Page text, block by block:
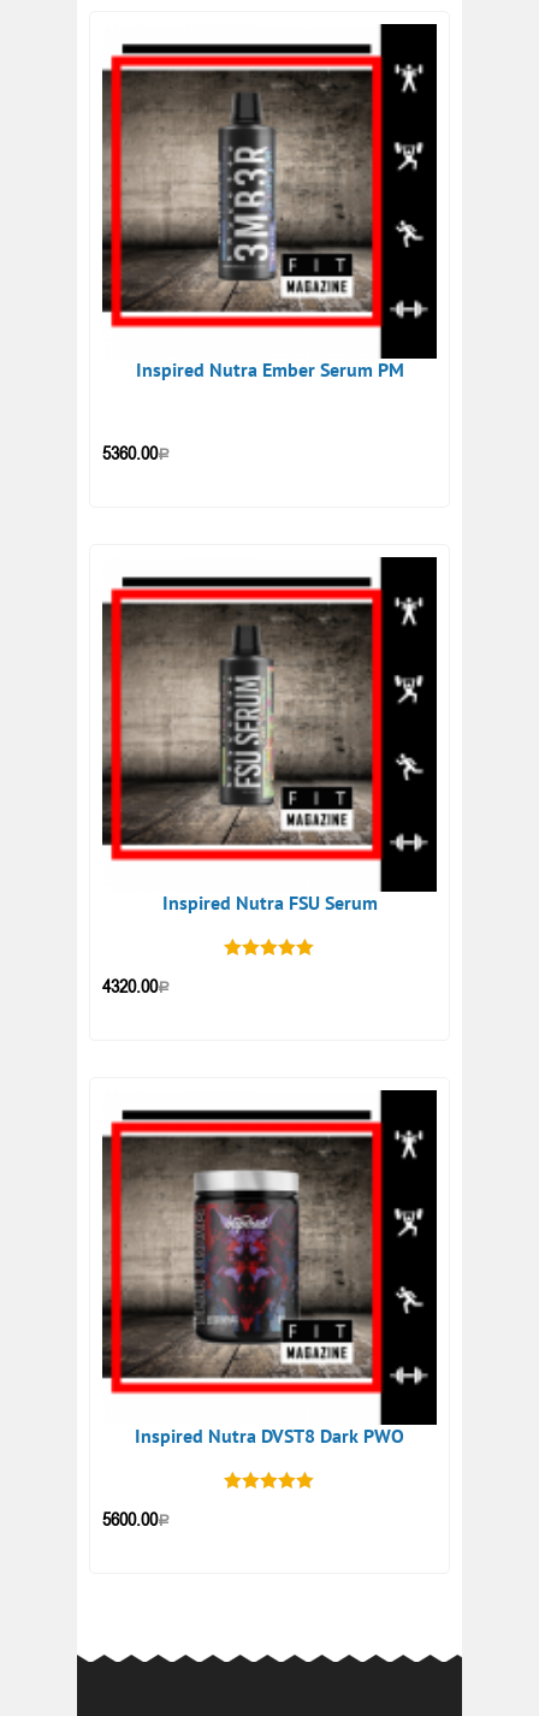
Inspired Nutra Ember Serum PM
5360.00Р
Inspired Nutra FSU Serum
4320.00Р
Inspired Nutra DVST8 Dark PWO
5600.00Р